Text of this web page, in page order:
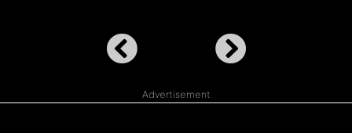
Advertisement